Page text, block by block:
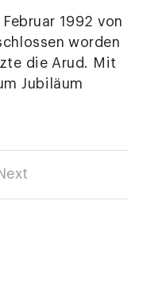
1992 von
worden
die Arud. Mit
Jubiläum